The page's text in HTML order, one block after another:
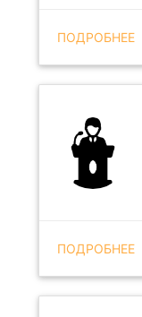
ПОДРОБНЕЕ
ПОДРОБНЕЕ